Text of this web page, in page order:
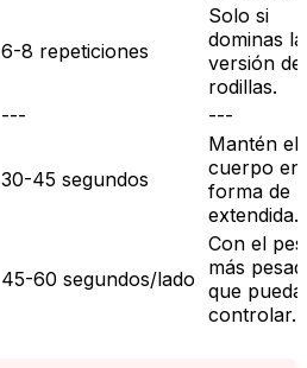
6-8 repeticiones
Solo si
dominas la
versión de
rodillas.
--- ---
30-45 segundos
Mantén el
cuerpo en
forma de
extendida.
45-60 segundos/lado
Con el
más
que
controlar.